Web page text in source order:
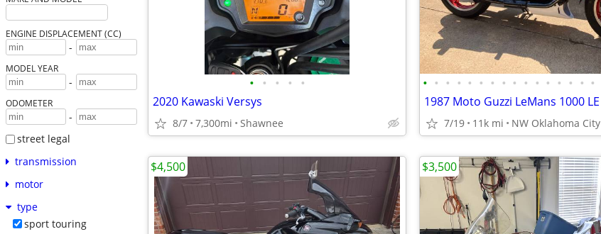
ENGINE DISPLACEMENT (CC)
-
MODEL YEAR
-
ODOMETER
-
street legal
transmission
motor
type
sport touring
• • • • •
2020 Kawaski Versys
8/7 7,300mi Shawnee
• • • • • • • • • • • • • • • •
7/19 11k mi NW Oklahoma City
$4,500 $3,500